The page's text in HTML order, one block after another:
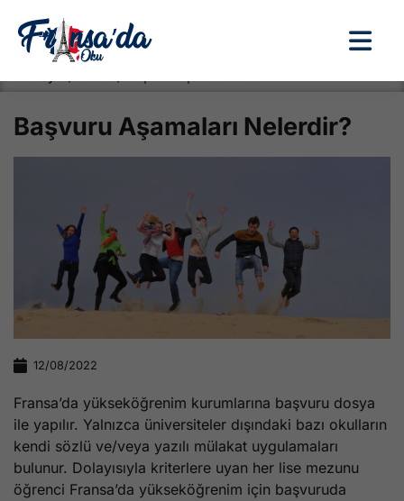
Başvuru Aşamaları Nelerdir?
12/08/2022
Fransa’da yükseköğrenim kurumlarına başvuru dosya
ile yapılır. Yalnızca üniversiteler dışındaki bazı okulların
kendi sözlü ve/veya yazılı mülakat uygulamaları
bulunur. Dolayısıyla kriterlere uyan her lise mezunu
öğrenci Fransa’da yükseköğrenim için başvuruda